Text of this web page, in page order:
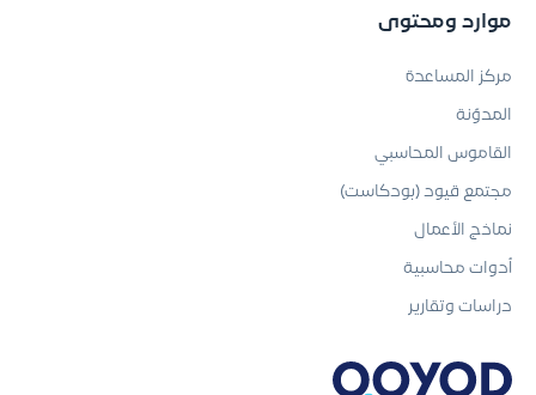
موارد ومحتوى
مركز المساعدة
المدوّنة
القاموس المحاسبي
مجتمع قيود (بودكاست)
نماذج الأعمال
أدوات محاسبية
دراسات وتقارير